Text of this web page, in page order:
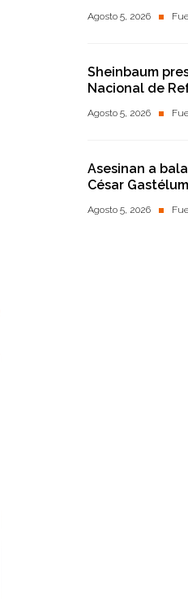
Agosto 5, 2026
Sheinbaum
Nacional de
Agosto 5, 2026
Asesinan a
César
Agosto 5, 2026